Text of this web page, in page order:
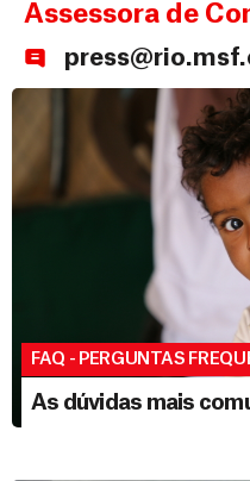
Assessora de
FAQ - PERGUNTAS
As dúvidas mais